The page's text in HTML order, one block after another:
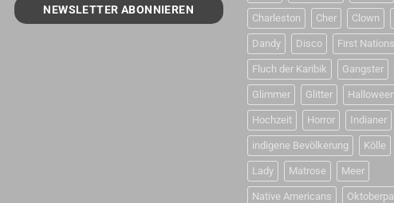
Charleston Cher Clown
Dandy Disco First Nations
Fluch der Karibik Gangster
Glimmer Glitter Halloween
Hochzeit Horror Indianer
indigene Bevölkerung Kölle
Lady Matrose Meer
Native Americans